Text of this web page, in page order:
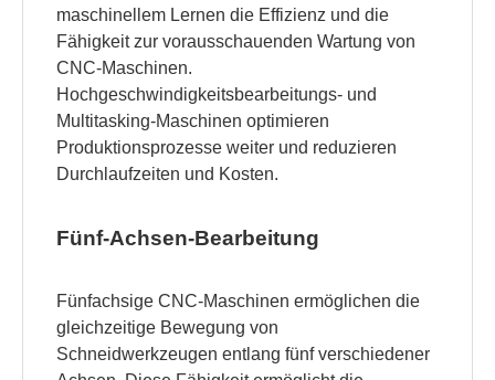
maschinellem Lernen die Effizienz und die
Fähigkeit zur vorausschauenden Wartung von
CNC-Maschinen.
Hochgeschwindigkeitsbearbeitungs- und
Multitasking-Maschinen optimieren
Produktionsprozesse weiter und reduzieren
Durchlaufzeiten und Kosten.
Fünf-Achsen-Bearbeitung
Fünfachsige CNC-Maschinen ermöglichen die
gleichzeitige Bewegung von
Schneidwerkzeugen entlang fünf verschiedener